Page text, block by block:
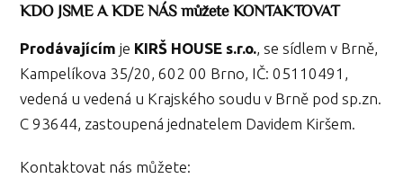
KDO JSME A KDE NÁSmůžeteKONTAKTOVAT
Prodávajícímje KIRŠ HOUSE s.r.o. , se sídlem v Brně,
Kampelíkova 35/20, 602 00 Brno, IČ: 05110491,
vedená u vedená u Krajského soudu v Brně pod sp.zn.
C 93644, zastoupená jednatelem Davidem Kiršem.
Kontaktovat nás můžete: